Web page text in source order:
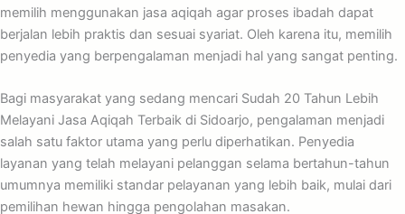
memilih menggunakan jasa aqiqah agar proses ibadah dapat
berjalan lebih praktis dan sesuai syariat. Oleh karena itu, memilih
penyedia yang berpengalaman menjadi hal yang sangat penting.
Bagi masyarakat yang sedang mencari Sudah 20 Tahun Lebih
Melayani Jasa Aqiqah Terbaik di Sidoarjo, pengalaman menjadi
salah satu faktor utama yang perlu diperhatikan. Penyedia
layanan yang telah melayani pelanggan selama bertahun-tahun
umumnya memiliki standar pelayanan yang lebih baik, mulai dari
pemilihan hewan hingga pengolahan masakan.